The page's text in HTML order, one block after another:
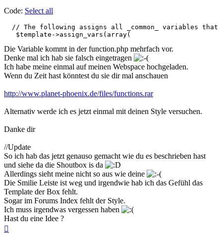
Code: Select all
// The following assigns all _common_ variables
   $template->assign_vars(array(
Die Variable kommt in der function.php mehrfach vor.
Denke mal ich hab sie falsch eingetragen
Ich habe meine einmal auf meinen Webspace hochgeladen.
Wenn du Zeit hast könntest du sie dir mal anschauen
http://www.planet-phoenix.de/files/functions.rar
Alternativ werde ich es jetzt einmal mit deinen Style versuchen.
Danke dir
//Update
So ich hab das jetzt genauso gemacht wie du es beschrieben hast
und siehe da die Shoutbox is da
Allerdings sieht meine nicht so aus wie deine
Die Smilie Leiste ist weg und irgendwie hab ich das Gefühl das
Template der Box fehlt.
Sogar im Forums Index fehlt der Style.
Ich muss irgendwas vergessen haben
Hast du eine Idee ?